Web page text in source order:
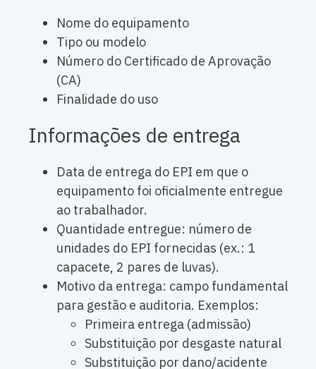
Nome do equipamento
Tipo ou modelo
Número do Certificado de Aprovação
(CA)
Finalidade do uso
Informações de entrega
Data de entrega do EPI em que o
equipamento foi oficialmente entregue
ao trabalhador.
Quantidade entregue: número de
unidades do EPI fornecidas (ex.: 1
capacete, 2 pares de luvas).
Motivo da entrega: campo fundamental
para gestão e auditoria. Exemplos:
Primeira entrega (admissão)
Substituição por desgaste natural
Substituição por dano/acidente